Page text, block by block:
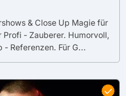
& Close Up Magie für
Profi - Zauberer. Humorvoll,
- Referenzen. Für G...